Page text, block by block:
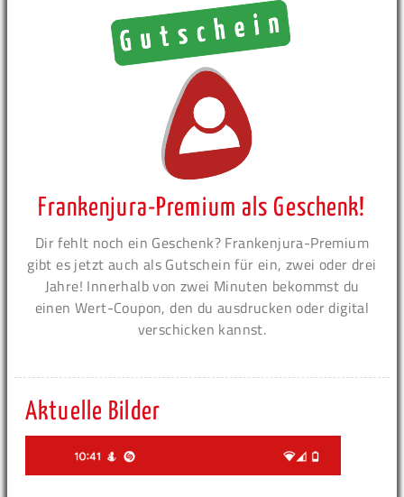
Frankenjura-Premium als Geschenk!
Dir fehlt noch ein Geschenk? Frankenjura-Premium
gibt es jetzt auch als Gutschein für ein, zwei oder drei
Jahre! Innerhalb von zwei Minuten bekommst du
einen Wert-Coupon, den du ausdrucken oder digital
verschicken kannst.
Aktuelle Bilder